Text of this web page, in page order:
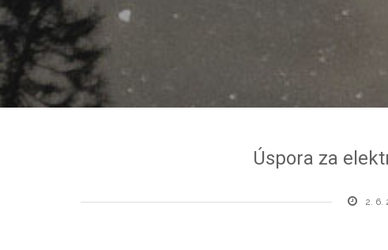
Úspora za
2. 6.